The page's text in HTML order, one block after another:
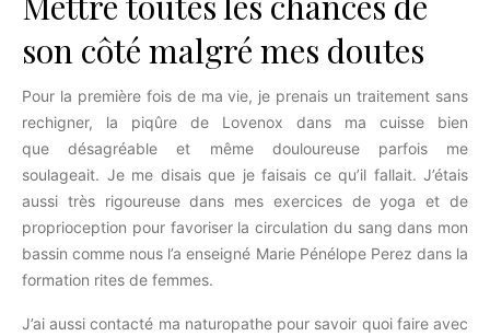
son côté malgré mes doutes
Pour la première fois de ma vie, je prenais un traitement sans
rechigner, la piqûre de Lovenox dans ma cuisse bien
que désagréable et même douloureuse parfois me
soulageait. Je me disais que je faisais ce qu’il fallait. J’étais
aussi très rigoureuse dans mes exercices de yoga et de
proprioception pour favoriser la circulation du sang dans mon
bassin comme nous l’a enseigné Marie Pénélope Perez dans la
formation rites de femmes.
J’ai aussi contacté ma naturopathe pour savoir quoi faire avec